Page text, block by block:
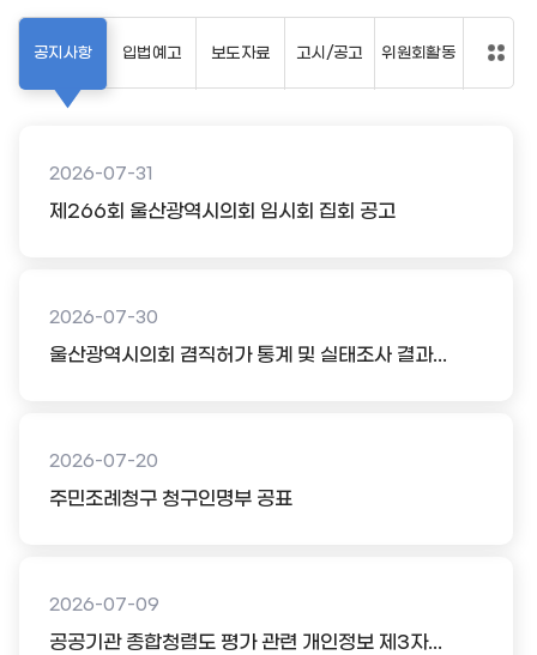
공지사항
2026-07-31
제266회 울산광역시의회 임시회 집회 공고
2026-07-30
울산광역시의회 겸직허가 통계 및 실태조사 결과...
2026-07-20
주민조례청구 청구인명부 공표
2026-07-09
공공기관 종합청렴도 평가 관련 개인정보 제3자...
입법예고 보도자료 고시/공고 위원회활동